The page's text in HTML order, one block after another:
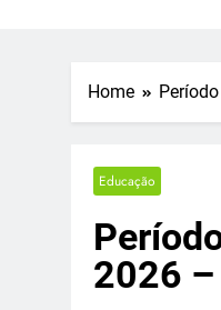
Home
Educação
2026